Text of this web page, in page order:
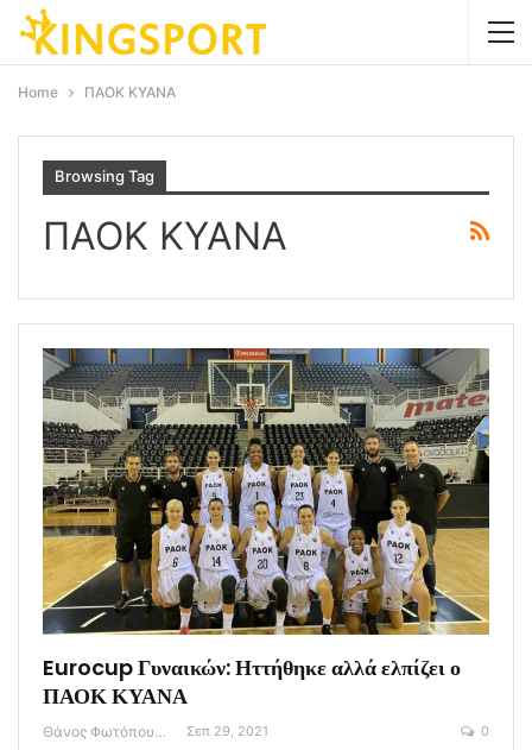
Home ΠΑΟΚ ΚΥΑΝΑ
Browsing Tag
ΠΑΟΚ ΚΥΑΝΑ
Eurocup Γυναικών: Ηττήθηκε αλλά ελπίζει ο
ΠΑΟΚ ΚΥΑΝΑ
Θάνος Φωτόπουλος Σεπ 29, 2021 0